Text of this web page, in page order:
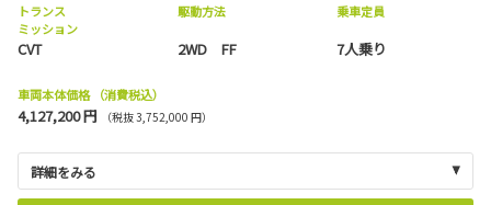
トランス
ミッション
CVT
駆動方法
2WD FF
乗車定員
7人乗り
車両本体価格 （消費税込）
4,127,200 円 （税抜 3,752,000 円）
詳細をみる